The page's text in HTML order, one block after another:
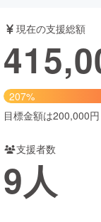
マンス
ヘルスケア
現在の支援総額
207%
目標金額は200,000円
支援者数
9人